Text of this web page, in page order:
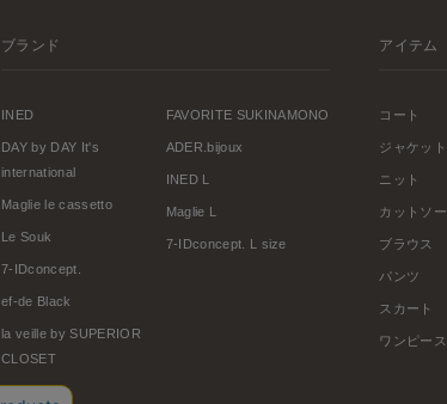
ブランド
INED
DAY by DAY It's
international
Maglie le cassetto
Le Souk
7-IDconcept.
ef-de Black
la veille by SUPERIOR
CLOSET
FAVORITE SUKINAMONO
ADER.bijoux
INED L
Maglie L
7-IDconcept. L size
アイテム
コート
ジャケット
ニット
カットソー
ブラウス
パンツ
スカート
ワンピース